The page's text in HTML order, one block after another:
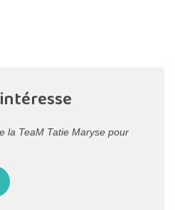
la TeaM Tatie Maryse pour